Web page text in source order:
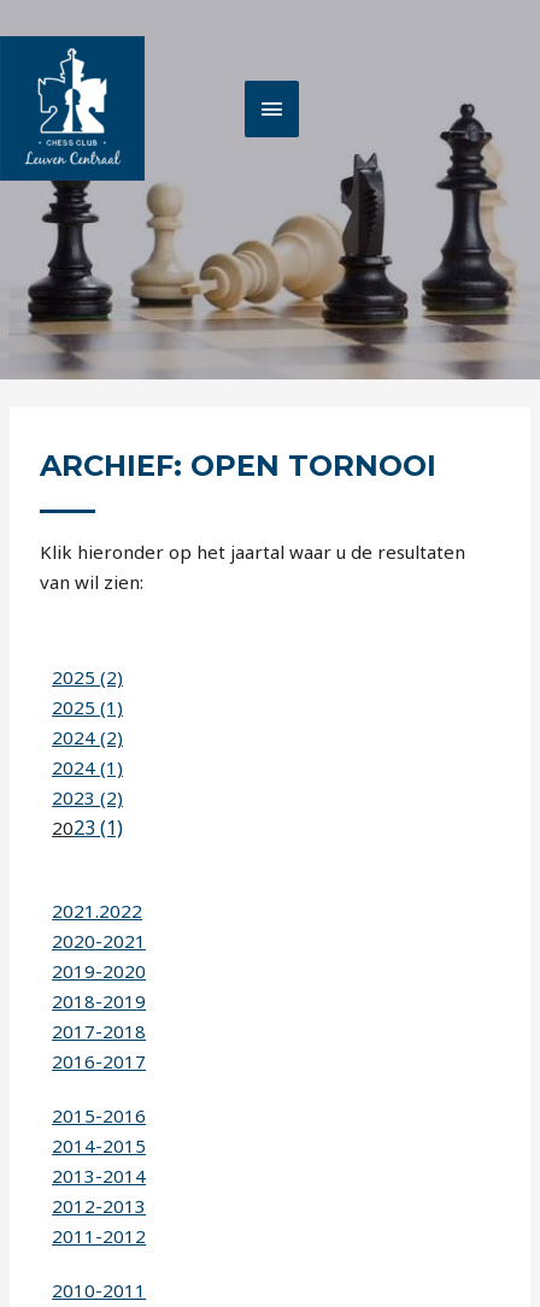
naar
inhoud
ARCHIEF: OPEN TORNOOI
Klik hieronder op het jaartal waar u de resultaten
van wil zien:
2025 (2)
2025 (1)
2024 (2)
2024 (1)
2023 (2)
2023 (1)
2021.2022
2020-2021
2019-2020
2018-2019
2017-2018
2016-2017
2015-2016
2014-2015
2013-2014
2012-2013
2011-2012
2010-2011